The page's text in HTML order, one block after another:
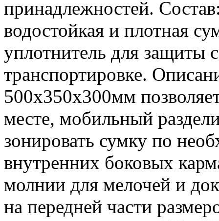
принадлежностей.
водостойкая и плотная
уплотнитель для защиты
транспортировке.
500х350х300мм
месте, мобильный
зонировать сумку по
внутренних боковых
молнии для мелочей и
на передней части